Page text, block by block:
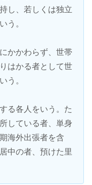
し、若しくは独立
う。
かかわらず、世帯
はかる者として世
う。
る各人をいう。た
している者、単身
海外出張者を含
中の者、預けた里